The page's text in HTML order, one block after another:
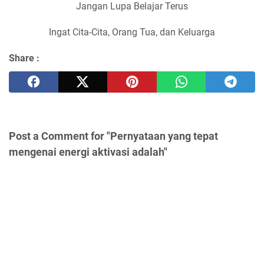
Jangan Lupa Belajar Terus
Ingat Cita-Cita, Orang Tua, dan Keluarga
Share :
Post a Comment for "Pernyataan yang tepat
mengenai energi aktivasi adalah"